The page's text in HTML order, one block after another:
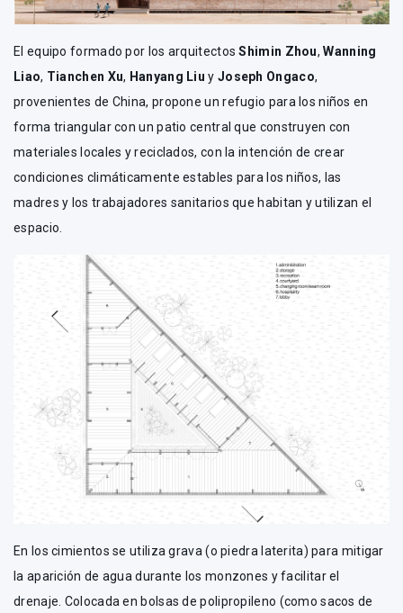
El equipo formado por los arquitectosShimin Zhou,Wanning
Liao, Tianchen Xu, Hanyang Liu y Joseph Ongaco,
provenientes de China, propone un refugio para los niños en
forma triangular con un patio central que construyen con
materiales locales y reciclados, con la intención de crear
condiciones climáticamente estables para los niños, las
madres y los trabajadores sanitarios que habitan y utilizan el
espacio.
En los cimientos se utiliza grava (o piedra laterita) para mitigar
la aparición de agua durante los monzones y facilitar el
drenaje. Colocada en bolsas de polipropileno (como sacos de